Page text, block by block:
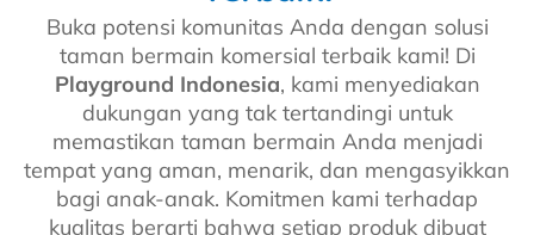
Buka potensi komunitas Anda dengan solusi
taman bermain komersial terbaik kami! Di
Playground Indonesia, kami menyediakan
dukungan yang tak tertandingi untuk
memastikan taman bermain Anda menjadi
tempat yang aman, menarik, dan mengasyikkan
bagi anak-anak. Komitmen kami terhadap
kualitas berarti bahwa setiap produk dibuat